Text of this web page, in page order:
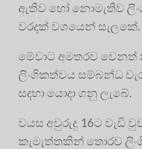
ඇතිව හෝ නොමැතිව
වරදක් වශයෙන් සැලකේ.
මේවාට අමතරව වෙනත්
ලිංගිකත්වය සම්බන්ධ
සදහා යොදා ගනු ලැබේ.
වයස අවුරුදු 16ට වැඩි
කැමැත්තකින් තොරව